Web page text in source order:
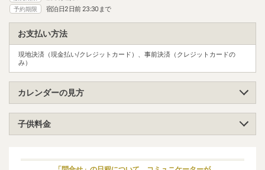
予約期限 宿泊日2日前 23:30まで
お支払い方法
現地決済（現金払い/クレジットカード）、事前決済（クレジットカードの
み）
カレンダーの見方
子供料金
小学生（低学年）